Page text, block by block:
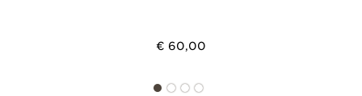
€ 60,00